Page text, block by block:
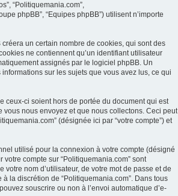
“Politiquemania.com”,
phpBB”, “Equipes phpBB”) utilisent n’importe
un certain nombre de cookies, qui sont des
ne contiennent qu’un identifiant utilisateur
assignés par le logiciel phpBB. Un
sur les sujets que vous avez lus, ce qui
ceux-ci soient hors de portée du document qui est
nous envoyez et que nous collectons. Ceci peut
(désignée ici par “votre compte”) et
utilisé pour la connexion à votre compte (désigné
compte sur “Politiquemania.com” sont
nom d’utilisateur, de votre mot de passe et de
la discrétion de “Politiquemania.com”. Dans tous
souscrire ou non à l’envoi automatique d’e-